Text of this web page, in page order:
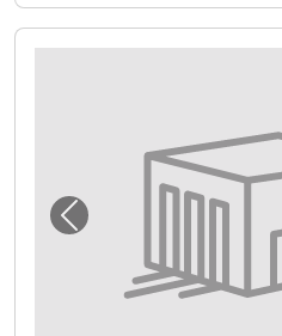
Image précédente